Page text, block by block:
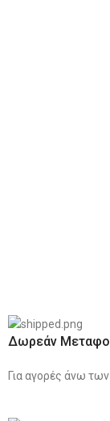
Δωρεάν
Για αγορές άνω